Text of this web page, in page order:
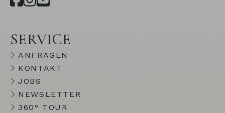
SERVICE
ANFRAGEN
KONTAKT
JOBS
NEWSLETTER
360° TOUR